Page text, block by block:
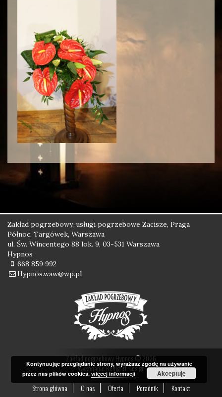
Zakład pogrzebowy, usługi pogrzebowe Zacisze, Praga
Północ, Targówek, Warszawa
ul. Św. Wincentego 88 lok. 9, 03-531 Warszawa
Hypnos
668 859 992
Hypnos.waw@wp.pl
Zakład pogrzebowy Hypnos © 2026
WykonanieRedigart Design
Strona główna
O nas Oferta Poradnik Kontakt
Kontynuując przeglądanie strony, wyrażasz zgodę na używanie
przez nas plików cookies.więcej informacji Akceptuję